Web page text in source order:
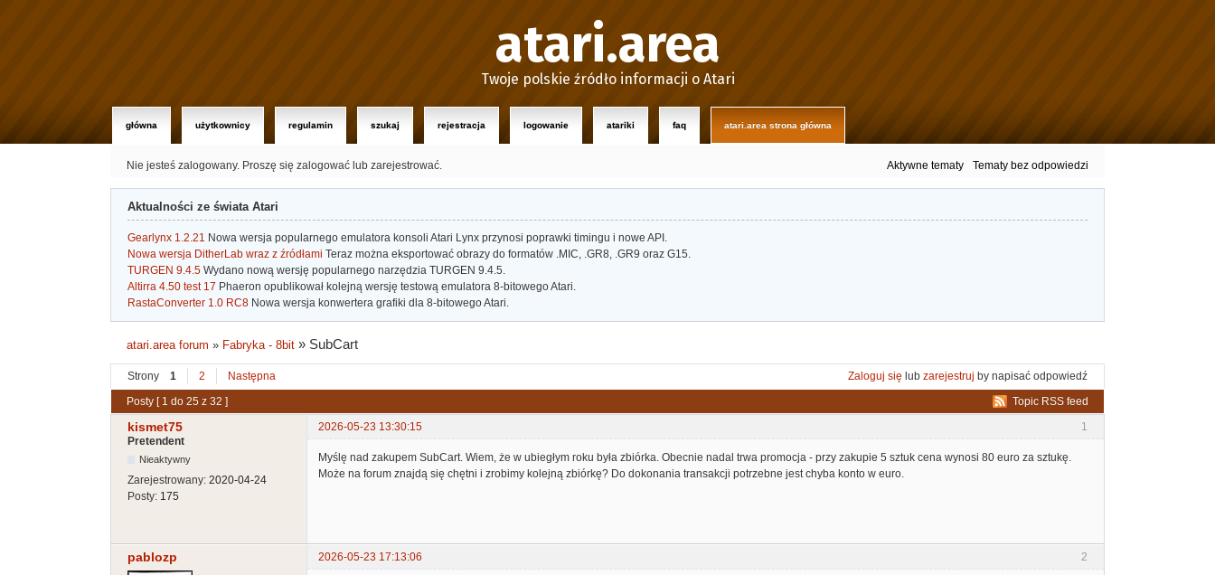
atari.area
Twoje polskie źródło informacji o Atari
główna użytkownicy regulamin szukaj rejestracja logowanie atariki faq atari.area strona główna
Nie jesteś zalogowany. Proszę się zalogować lub zarejestrować. Aktywne tematy Tematy bez odpowiedzi
Aktualności ze świata Atari
Gearlynx 1.2.21 Nowa wersja popularnego emulatora konsoli Atari Lynx przynosi poprawki timingu i nowe API.
Nowa wersja DitherLab wraz z źródłami Teraz można eksportować obrazy do formatów .MIC, .GR8, .GR9 oraz G15.
TURGEN 9.4.5 Wydano nową wersję popularnego narzędzia TURGEN 9.4.5.
Altirra 4.50 test 17 Phaeron opublikował kolejną wersję testową emulatora 8-bitowego Atari.
RastaConverter 1.0 RC8 Nowa wersja konwertera grafiki dla 8-bitowego Atari.
atari.area forum » Fabryka - 8bit » SubCart
Strony 1 2 Następna Zaloguj się lub zarejestruj by napisać odpowiedź
Topic RSS feed
Posty [ 1 do 25 z 32 ]
1
kismet75
2026-05-23 13:30:15
Pretendent
Nieaktywny
Zarejestrowany: 2020-04-24
Posty: 175
Myślę nad zakupem SubCart. Wiem, że w ubiegłym roku była zbiórka. Obecnie nadal trwa promocja - przy zakupie 5 sztuk cena wynosi 80 euro za sztukę.
Może na forum znajdą się chętni i zrobimy kolejną zbiórkę? Do dokonania transakcji potrzebne jest chyba konto w euro.
2
pablozp 2026-05-23 17:13:06